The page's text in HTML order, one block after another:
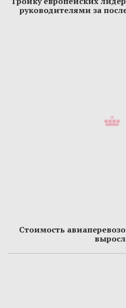
руководителями за
Стоимость